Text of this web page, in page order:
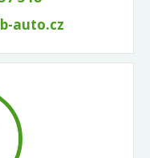
auto.cz